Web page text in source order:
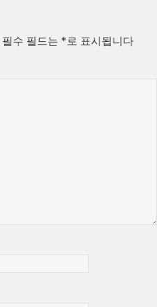
필수 필드는 *로 표시됩니다